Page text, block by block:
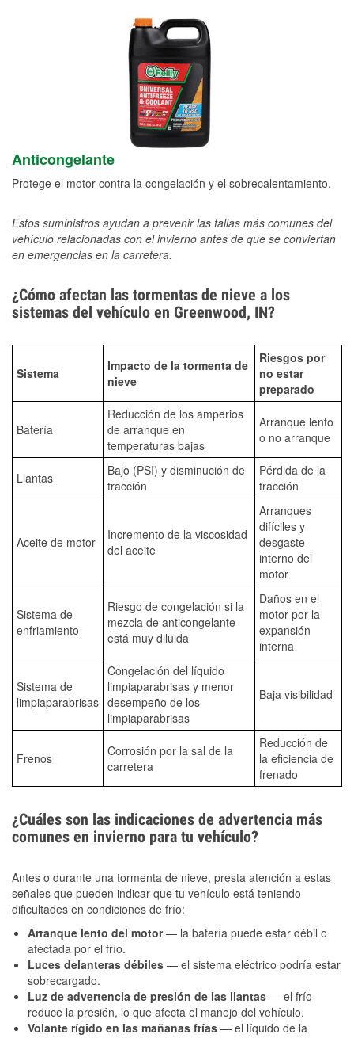
Anticongelante
Protege el motor contra la congelación y el sobrecalentamiento.
Estos suministros ayudan a prevenir las fallas más comunes del
vehículo relacionadas con el invierno antes de que se conviertan
en emergencias en la carretera.
¿Cómo afectan las tormentas de nieve a los
sistemas del vehículo en Greenwood, IN?
Sistema
Impacto de la tormenta de
nieve
Riesgos por
no estar
preparado
Batería
Reducción de los amperios
de arranque en
temperaturas bajas
Arranque lento
o no arranque
Llantas
Bajo (PSI) y disminución de
tracción
Pérdida de la
tracción
Aceite de motor
Incremento de la viscosidad
del aceite
Arranques
difíciles y
desgaste
interno del
motor
Sistema de
enfriamiento
Riesgo de congelación si la
mezcla de anticongelante
está muy diluida
Daños en el
motor por la
expansión
interna
Sistema de
limpiaparabrisas
Congelación del líquido
limpiaparabrisas y menor
desempeño de los
limpiaparabrisas
Baja visibilidad
Frenos
Corrosión por la sal de la
carretera
Reducción de
la eficiencia de
frenado
¿Cuáles son las indicaciones de advertencia más
comunes en invierno para tu vehículo?
Antes o durante una tormenta de nieve, presta atención a estas
señales que pueden indicar que tu vehículo está teniendo
dificultades en condiciones de frío:
Arranque lento del motor— la batería puede estar débil o
afectada por el frío.
Luces delanteras débiles — el sistema eléctrico podría estar
sobrecargado.
Luz de advertencia de presión de las llantas — el frío
reduce la presión, lo que afecta el manejo del vehículo.
Volante rígido en las mañanas frías — el líquido de la